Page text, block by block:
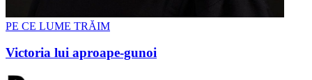
PE CE LUME TRĂIM
Victoria lui aproape-gunoi